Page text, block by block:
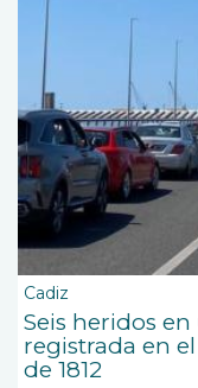
Cadiz
Seis heridos
registrada en
de 1812